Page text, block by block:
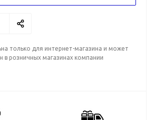
только для интернет-магазина и может
в розничных магазинах компании